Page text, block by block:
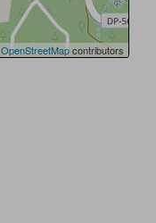
OpenStreetMapcontributors